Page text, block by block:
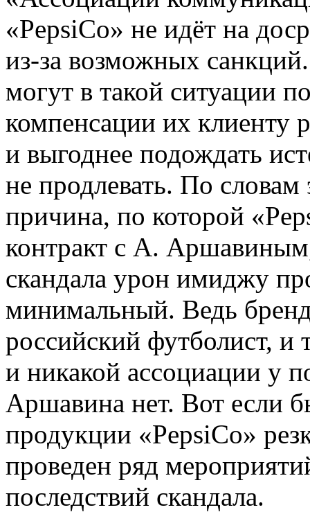
«PepsiCo» не идёт на
из-за возможных
могут в такой ситуации
компенсации их клиенту
и выгоднее подождать
не продлевать. По словам
причина, по которой
контракт с А.
скандала урон имиджу
минимальный. Ведь
российский футболист, и
и никакой ассоциации у
Аршавина нет. Вот если
продукции «PepsiCo»
проведен ряд
последствий скандала.